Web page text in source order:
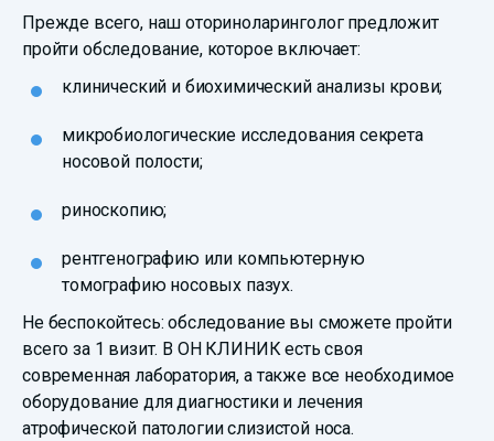
Прежде всего, наш оториноларинголог предложит
пройти обследование, которое включает:
клинический и биохимический анализы крови;
микробиологические исследования секрета
носовой полости;
риноскопию;
рентгенографию или компьютерную
томографию носовых пазух.
Не беспокойтесь: обследование вы сможете пройти
всего за 1 визит. В ОН КЛИНИК есть своя
современная лаборатория, а также все необходимое
оборудование для диагностики и лечения
атрофической патологии слизистой носа.